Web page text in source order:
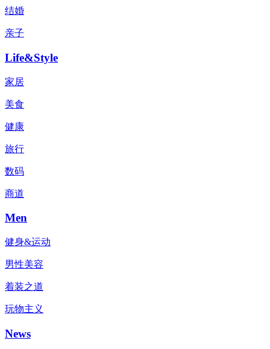
结婚
亲子
Life&Style
家居
美食
健康
旅行
数码
商道
Men
健身&运动
男性美容
着装之道
玩物主义
News